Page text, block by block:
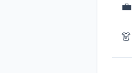
💼
👗